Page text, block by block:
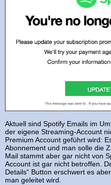
Aktuell sind Spotify Emails im
der eigene Streaming-Account
Premium Account geführt wird:
Abonnement und man solle die
Mail stammt aber gar nicht von
Account ist gar nicht betroffen.
Details“ Button erschwert es
man geleitet wird.